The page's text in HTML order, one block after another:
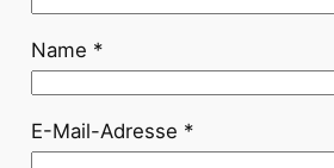
Name *
E-Mail-Adresse *